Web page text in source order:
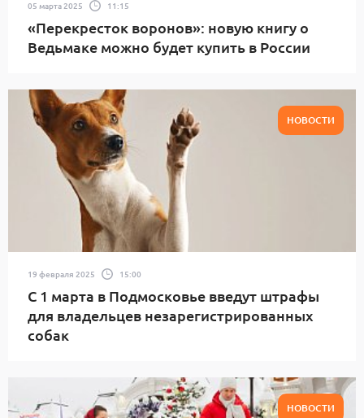
05 марта 2025 11:15
«Перекресток воронов»: новую книгу о
Ведьмаке можно будет купить в России
НОВОСТИ
19 февраля 2025 15:00
С 1 марта в Подмосковье введут штрафы
для владельцев незарегистрированных
собак
НОВОСТИ